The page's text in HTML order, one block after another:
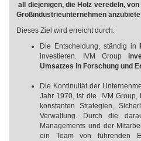
all diejenigen, die Holz veredeln,
Großindustrieunternehmen
Dieses Ziel wird erreicht durch:
Die Entscheidung, ständig in
investieren. IVM Group
Umsatzes in Forschung und
Die Kontinuität der
Jahr 1970, ist die IVM Group,
konstanten Strategien,
Verwaltung. Durch die
Managements und der
ein Team von führenden